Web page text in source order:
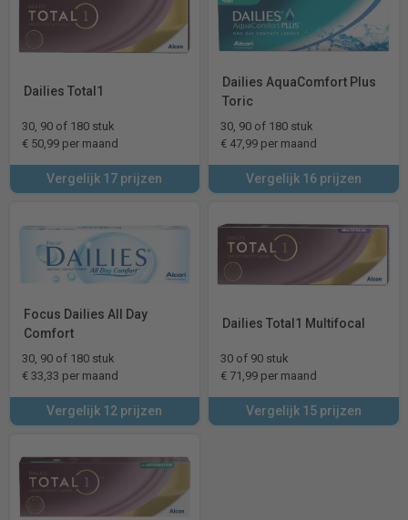
Dailies Total1
30, 90 of 180 stuk
€ 50,99 per maand
Vergelijk 17 prijzen
Dailies AquaComfort Plus
Toric
30, 90 of 180 stuk
€ 47,99 per maand
Vergelijk 16 prijzen
Focus Dailies All Day
Comfort
30, 90 of 180 stuk
€ 33,33 per maand
Vergelijk 12 prijzen
Dailies Total1 Multifocal
30 of 90 stuk
€ 71,99 per maand
Vergelijk 15 prijzen